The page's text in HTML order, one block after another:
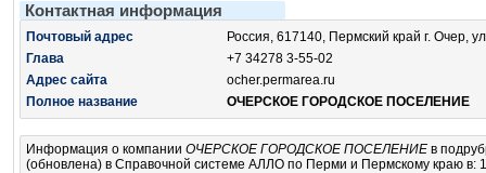
Контактная информация
Почтовый адрес
Россия, 617140, Пермский край г. Очер,
Глава
+7 34278 3-55-02
Адрес сайта
ocher.permarea.ru
Полное название
ОЧЕРСКОЕ ГОРОДСКОЕ ПОСЕЛЕНИЕ
Информация о компании ОЧЕРСКОЕ ГОРОДСКОЕ ПОСЕЛЕНИЕ в
(обновлена) в Справочной системе АЛЛО по Перми и Пермскому краю в: